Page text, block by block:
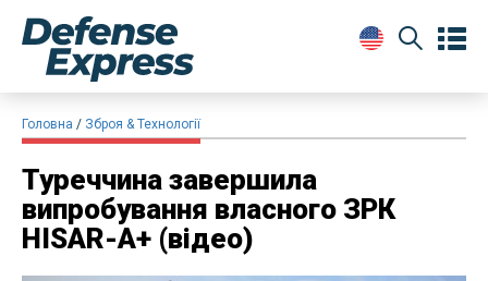
Головна Зброя & Технології
​Туреччина завершила
випробування власного ЗРК
HISAR-A+ (відео)